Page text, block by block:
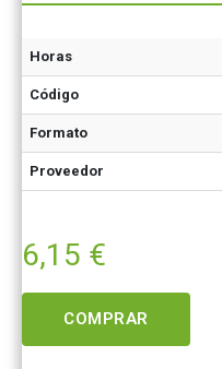
Horas
Código
Formato
Proveedor
6,15 €
COMPRAR